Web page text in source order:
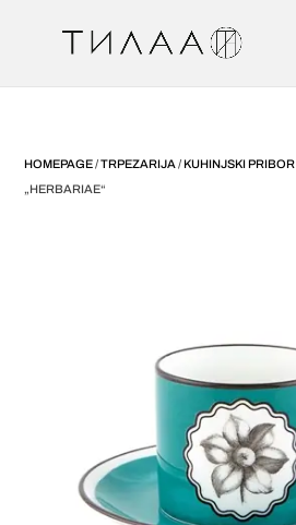
HOMEPAGE/TRPEZARIJA /KUHINJSKI PRIBOR
„HERBARIAE“